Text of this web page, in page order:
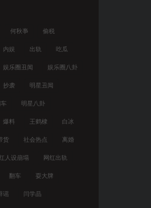
何秋亊 偷税
内娱 出轨 吃瓜
娱乐圈丑闻 娱乐圈八卦
抄袭 明星丑闻
明星八卦
爆料 王鹤棣 白冰
货 社会热点 离婚
人设崩塌 网红出轨
翻车 耍大牌
谣 闫学晶